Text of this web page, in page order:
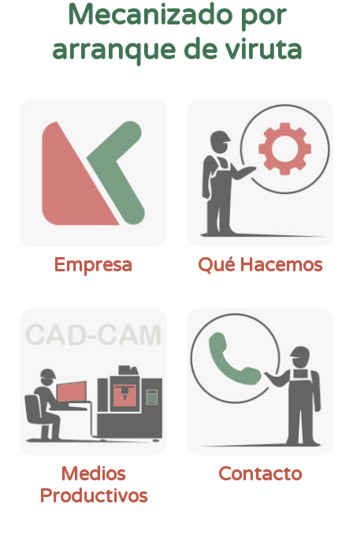
Mecanizado por
arranque de viruta
Empresa Qué Hacemos
Medios
Productivos
Contacto